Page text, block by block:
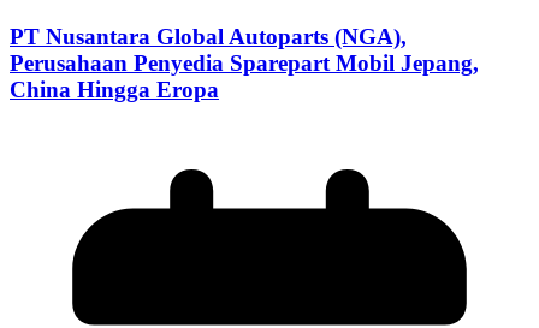
PT Nusantara Global Autoparts (NGA),
Perusahaan Penyedia Sparepart Mobil Jepang,
China Hingga Eropa